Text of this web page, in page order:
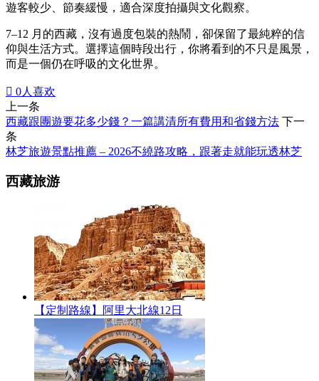
遊客較少、節奏緩慢，適合深度拍攝與文化觀察。
7–12 月的西藏，沒有過度包裝的熱鬧，卻保留了最純粹的信
仰與生活方式。選擇這個時段出行，你將看到的不只是風景，
而是一個仍在呼吸的文化世界。
 0人喜欢
上一条
西藏跟團遊要花多少錢？一篇講清所有費用和省錢方法 下一
条
林芝旅遊景點推薦 – 2026不繞路攻略，跟著走就能玩透林芝
西藏旅游
【定制路線】阿里大北線12日